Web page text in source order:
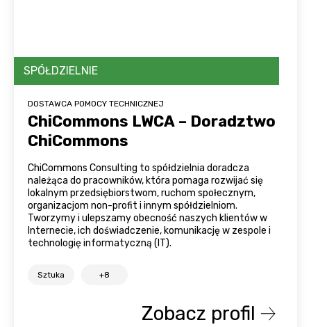
SPÓŁDZIELNIE
DOSTAWCA POMOCY TECHNICZNEJ
ChiCommons LWCA – Doradztwo
ChiCommons
ChiCommons Consulting to spółdzielnia doradcza
należąca do pracowników, która pomaga rozwijać się
lokalnym przedsiębiorstwom, ruchom społecznym,
organizacjom non-profit i innym spółdzielniom.
Tworzymy i ulepszamy obecność naszych klientów w
Internecie, ich doświadczenie, komunikację w zespole i
technologię informatyczną (IT).
Sztuka +8
Zobacz profil